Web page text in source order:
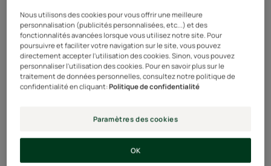
grasses
Nous utilisons des cookies pour vous offrir une meilleure
personnalisation (publicités personnalisées, etc...) et des
fonctionnalités avancées lorsque vous utilisez notre site. Pour
poursuivre et faciliter votre navigation sur le site, vous pouvez
directement accepter l'utilisation des cookies. Sinon, vous pouvez
personnaliser l'utilisation des cookies. Pour en savoir plus sur le
traitement de données personnelles, consultez notre politique de
confidentialité en cliquant:Politique de confidentialité
Paramètres des cookies
OK